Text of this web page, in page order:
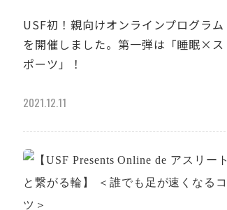
USF初！親向けオンラインプログラム
を開催しました。第一弾は「睡眠×ス
ポーツ」！
2021.12.11